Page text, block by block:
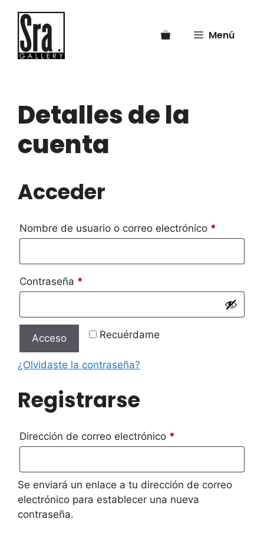
contenido
Menú
Detalles de la
cuenta
Acceder
Nombre de usuario o correo electrónico *
Contraseña *
Recuérdame
Acceso
¿Olvidaste la contraseña?
Registrarse
Dirección de correo electrónico *
Se enviará un enlace a tu dirección de correo
electrónico para establecer una nueva
contraseña.